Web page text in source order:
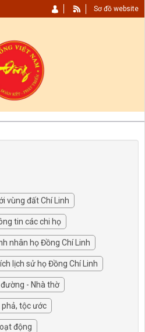
Sơ đồ website
vùng đất Chí Linh
tin các chi họ
nhân họ Đồng Chí Linh
lịch sử họ Đồng Chí Linh
- Nhà thờ
phả, tộc ước
động